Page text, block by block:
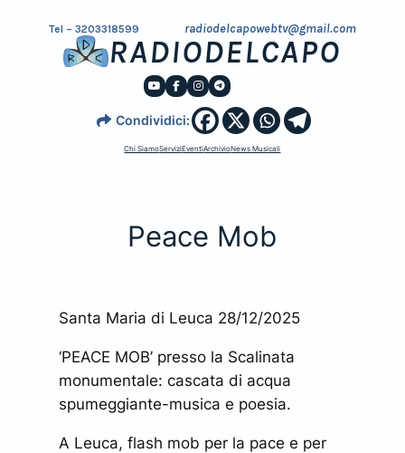
Tel – 3203318599 radiodelcapowebtv@gmail.com
RADIODELCAPO
Condividici:
Chi SiamoServiziEventiArchivioNews Musicali
Peace Mob
Santa Maria di Leuca 28/12/2025
‘PEACE MOB’ presso la Scalinata
monumentale: cascata di acqua
spumeggiante-musica e poesia.
A Leuca, flash mob per la pace e per